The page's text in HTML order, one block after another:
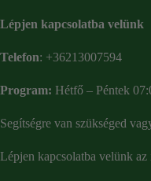
Lépjen kapcsolatba velünk
Telefon: +36213007594
Program: Hétfő – Péntek
Segítségre van szükséged
Lépjen kapcsolatba velünk az